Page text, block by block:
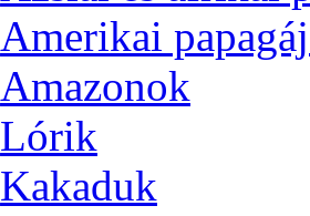
Amerikai
Amazonok
Lórik
Kakaduk